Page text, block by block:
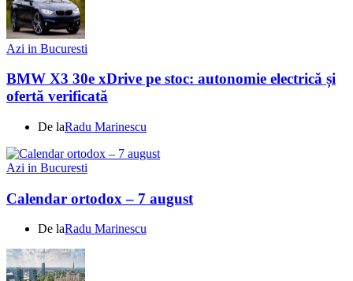
Azi in Bucuresti
BMW X3 30e xDrive pe stoc: autonomie electrică și
ofertă verificată
De laRadu Marinescu
Azi in Bucuresti
Calendar ortodox – 7 august
De laRadu Marinescu